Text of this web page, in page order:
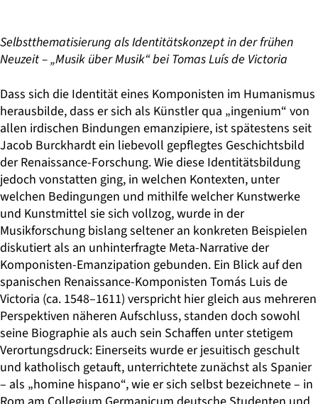
Selbstthematisierung als Identitätskonzept in der frühen
Neuzeit – „Musik über Musik“ bei Tomas Luís de Victoria
Dass sich die Identität eines Komponisten im Humanismus
herausbilde, dass er sich als Künstler qua „ingenium“ von
allen irdischen Bindungen emanzipiere, ist spätestens seit
Jacob Burckhardt ein liebevoll gepflegtes Geschichtsbild
der Renaissance-Forschung. Wie diese Identitätsbildung
jedoch vonstatten ging, in welchen Kontexten, unter
welchen Bedingungen und mithilfe welcher Kunstwerke
und Kunstmittel sie sich vollzog, wurde in der
Musikforschung bislang seltener an konkreten Beispielen
diskutiert als an unhinterfragte Meta-Narrative der
Komponisten-Emanzipation gebunden. Ein Blick auf den
spanischen Renaissance-Komponisten Tomás Luis de
Victoria (ca. 1548–1611) verspricht hier gleich aus mehreren
Perspektiven näheren Aufschluss, standen doch sowohl
seine Biographie als auch sein Schaffen unter stetigem
Verortungsdruck: Einerseits wurde er jesuitisch geschult
und katholisch getauft, unterrichtete zunächst als Spanier
– als „homine hispano“, wie er sich selbst bezeichnete – in